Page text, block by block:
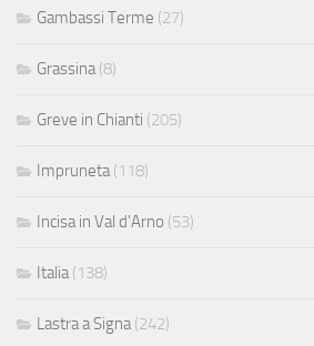
Gambassi Terme (27)
Grassina(8)
Greve in Chianti (205)
Impruneta(118)
Incisa in Val d'Arno (53)
Italia(138)
Lastra a Signa(242)